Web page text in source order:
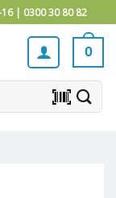
16 | 0300 30 80 82
0
barcode_scanner